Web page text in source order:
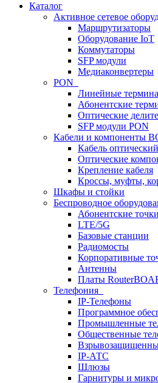
Каталог
Активное сетевое
Маршрутизаторы
Оборудование IoT
Коммутаторы
SFP модули
Медиаконвертеры
PON
Линейные
Абонентские
Оптические
SFP модули PON
Кабели и компоненты
Кабель оптический
Оптические
Крепление кабеля
Кроссы, муфты,
Шкафы и стойки
Беспроводное
Абонентские
LTE/5G
Базовые станции
Радиомосты
Корпоративные
Антенны
Платы
Телефония
IP-Телефоны
Программное
Промышленные
Общественные
IP-АТС
Шлюзы
Гарнитуры и